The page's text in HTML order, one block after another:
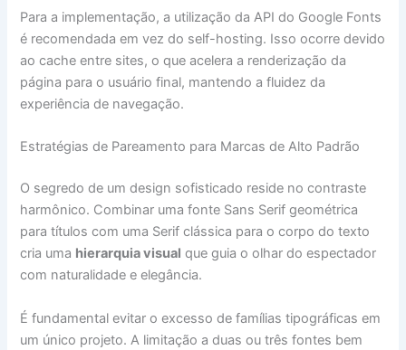
Para a implementação, a utilização da API do Google Fonts
é recomendada em vez do self-hosting. Isso ocorre devido
ao cache entre sites, o que acelera a renderização da
página para o usuário final, mantendo a fluidez da
experiência de navegação.
Estratégias de Pareamento para Marcas de Alto Padrão
O segredo de um design sofisticado reside no contraste
harmônico. Combinar uma fonte Sans Serif geométrica
para títulos com uma Serif clássica para o corpo do texto
cria uma hierarquia visual que guia o olhar do espectador
com naturalidade e elegância.
É fundamental evitar o excesso de famílias tipográficas em
um único projeto. A limitação a duas ou três fontes bem